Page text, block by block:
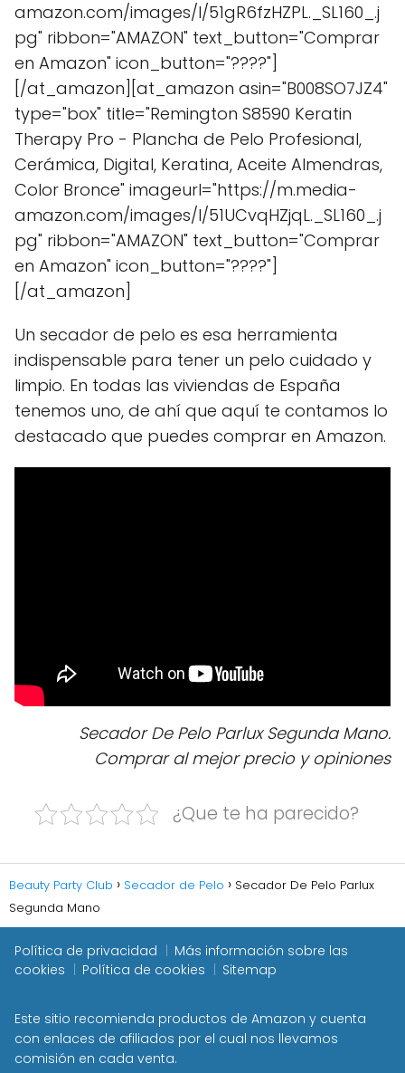
amazon.com/images/I/51gR6fzHZPL._SL160_.j
pg" ribbon="AMAZON" text_button="Comprar
en Amazon" icon_button="????"]
[/at_amazon][at_amazon asin="B008SO7JZ4"
type="box" title="Remington S8590 Keratin
Therapy Pro - Plancha de Pelo Profesional,
Cerámica, Digital, Keratina, Aceite Almendras,
Color Bronce" imageurl="https://m.media-
amazon.com/images/I/51UCvqHZjqL._SL160_.j
pg" ribbon="AMAZON" text_button="Comprar
en Amazon" icon_button="????"]
[/at_amazon]
Un secador de pelo es esa herramienta
indispensable para tener un pelo cuidado y
limpio. En todas las viviendas de España
tenemos uno, de ahí que aquí te contamos lo
destacado que puedes comprar en Amazon.
Secador De Pelo Parlux Segunda Mano.
Comprar al mejor precio y opiniones
¿Que te ha parecido?
Beauty Party Club Secador de Pelo
Secador De Pelo Parlux
Segunda Mano
Política de privacidad
Más información sobre las
cookies
Política de cookies Sitemap
Este sitio recomienda productos de Amazon y cuenta
con enlaces de afiliados por el cual nos llevamos
comisión en cada venta.